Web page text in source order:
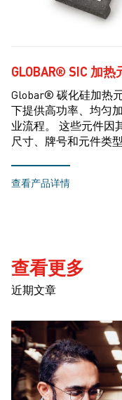
GLOBAR® SIC 加热
Globar® 碳化硅加热
下提供高功率、均匀
业流程。 这些元件因
尺寸、牌号和元件类
查看产品详情
查看更多
近期文章